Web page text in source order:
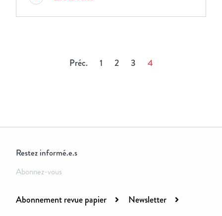
Préc. 1 2 3 4
Restez informé.e.s
Abonnez-vous
Abonnement revue papier Newsletter